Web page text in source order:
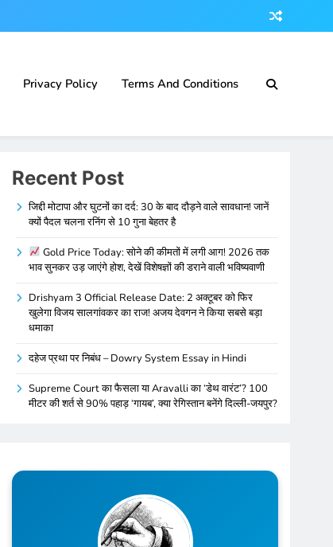
Privacy Policy Terms And Conditions
Recent Post
जिद्दी मोटापा और घुटनों का दर्द: 30 के बाद दौड़ने वाले सावधान! जानें
क्यों पैदल चलना रनिंग से 10 गुना बेहतर है
Gold Price Today: सोने की कीमतों में लगी आग! 2026 तक
भाव सुनकर उड़ जाएंगे होश, देखें विशेषज्ञों की डराने वाली भविष्यवाणी
Drishyam 3 Official Release Date: 2 अक्टूबर को फिर
खुलेगा विजय सालगांवकर का राज! अजय देवगन ने किया सबसे बड़ा
धमाका
दहेज प्रथा पर निबंध – Dowry System Essay in Hindi
Supreme Court का फैसला या Aravalli का ‘डेथ वारंट’? 100
मीटर की शर्त से 90% पहाड़ ‘गायब’, क्या रेगिस्तान बनेंगे दिल्ली-जयपुर?